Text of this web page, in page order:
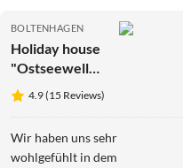
BOLTENHAGEN
Holiday house
"Ostseewelle"
thatched
house
4.9 (15 Reviews)
Wir haben uns sehr
wohlgefühlt in dem